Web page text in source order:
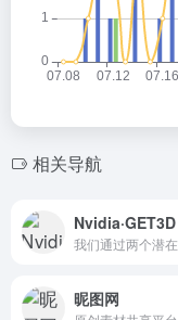
相关导航
Nvidia·GET3D
昵图网